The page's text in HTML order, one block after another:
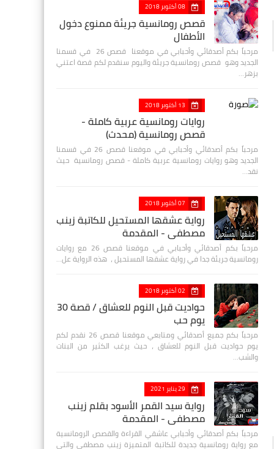
08 أكتوبر 2018
قصص رومانسية جريئة ممنوع دخول
الأطفال
مرحباً بكم أصدقائي وأحبابي في موقعنا قصص 26 في قسمنا
الجديد وهو قصص رومانسية جريئة واليوم سنقدم لكم قصة اعتني
بزهر…
13 أكتوبر 2018
روايات رومانسية عربية كاملة -
قصص رومانسية (محدث)
مرحباً بكم أصدقائي وأحبابي في موقعنا قصص 26 في قسمنا
الجديد وهو روايات رومانسية عربية كاملة - قصص رومانسية حيث
نقد…
07 أكتوبر 2018
رواية عشقها المستحيل للكاتبة زينب
مصطفي - المقدمة
مرحباً بكم أصدقائي وأحبابي في موقعنا قصص 26 مع روايات
رومانسية جريئة جدا في رواية عشقها المستحيل ، هذه الرواية عل…
02 أكتوبر 2018
حواديت قبل النوم للعشاق / قصة 30
يوم حب
مرحباً بكم جميع أصدقائي ومتابعي موقعنا قصص 26 نقدم لكم
يوم حواديت قبل النوم للعشاق ، حيث يرغب الكثير من البنات
والشب…
29 يناير 2021
رواية سيد القمر الأسود بقلم زينب
مصطفي - المقدمة
مرحباً بكم أصدقائي وأحبابي عاشقي القراءة والقصص الرومانسية
مع رواية رومانسية جديدة للكاتبة المتميزة زينب مصطفى والتي